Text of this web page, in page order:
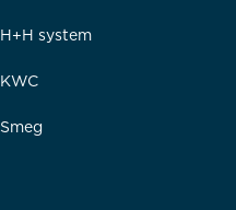
H+H system
KWC
Smeg